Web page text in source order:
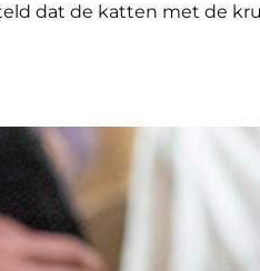
dat de katten met de